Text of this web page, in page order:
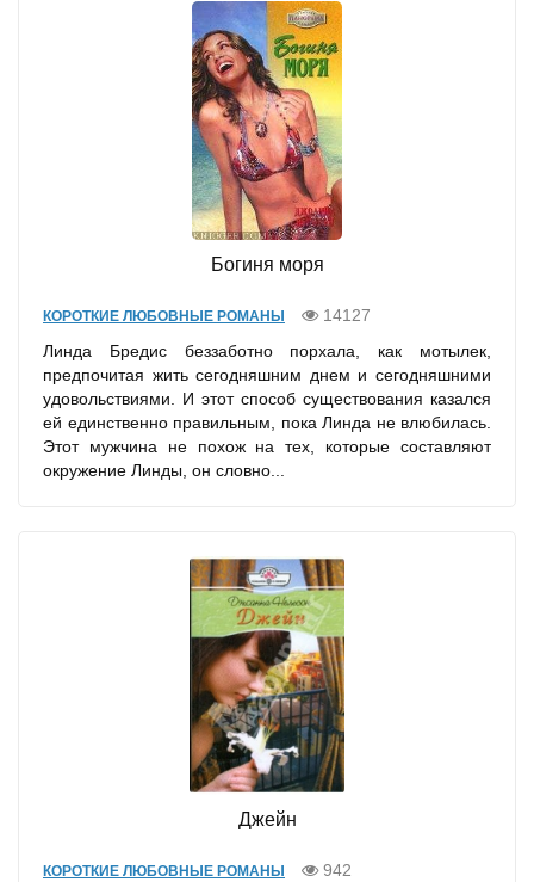
Богиня моря
КОРОТКИЕ ЛЮБОВНЫЕ РОМАНЫ
14127
Линда Бредис беззаботно порхала, как мотылек,
предпочитая жить сегодняшним днем и сегодняшними
удовольствиями. И этот способ существования казался
ей единственно правильным, пока Линда не влюбилась.
Этот мужчина не похож на тех, которые составляют
окружение Линды, он словно...
Джейн
КОРОТКИЕ ЛЮБОВНЫЕ РОМАНЫ
942